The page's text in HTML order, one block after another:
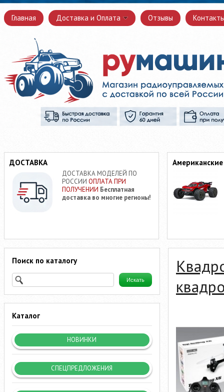
Главная Доставка и Оплата Отзывы
ДОСТАВКА
ДОСТАВКА МОДЕЛЕЙ ПО
РОССИИ ОПЛАТА ПРИ
ПОЛУЧЕНИИ Бесплатная
доставка во многие регионы!
Поиск по каталогу
Каталог
НОВИНКИ
СПЕЦПРЕДЛОЖЕНИЯ